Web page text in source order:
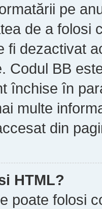
pe
de a folosi
fi dezactivat
Codul BB
închise în
multe
din
HTML?
poate folosi